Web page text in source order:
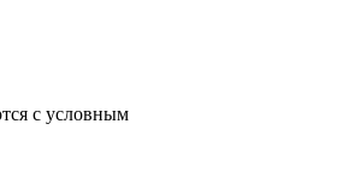
с условным